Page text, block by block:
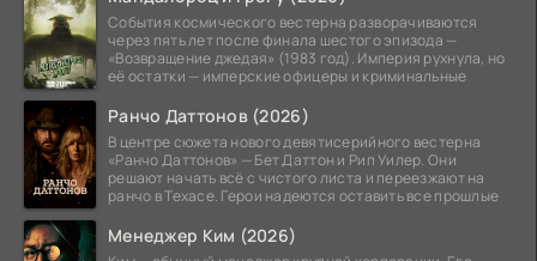
События космического вестерна разворачиваются
через пять лет после финала шестого эпизода —
«Возвращение джедая» (1983 год). Империя рухнула, но
её остатки — имперские офицеры и криминальные
Ранчо Даттонов (2026)
В центре сюжета нового девятисерийного вестерна
«Ранчо Даттонов» — Бет Даттон и Рип Уилер. Они
решают начать всё с чистого листа и переезжают на
ранчо в Техасе. Герои надеются оставить все прошлые
Менеджер Ким (2026)